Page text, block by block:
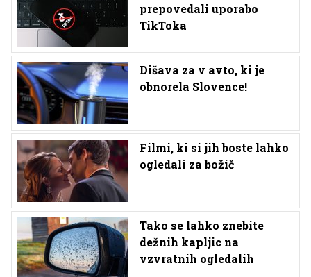
prepovedali uporabo
TikToka
Dišava za v avto, ki je
obnorela Slovence!
Filmi, ki si jih boste lahko
ogledali za božič
Tako se lahko znebite
dežnih kapljic na
vzvratnih ogledalih